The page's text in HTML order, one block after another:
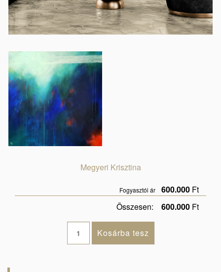
Megyeri Krisztina
Fogyasztói ár 600.000 Ft
Összesen:
600.000 Ft